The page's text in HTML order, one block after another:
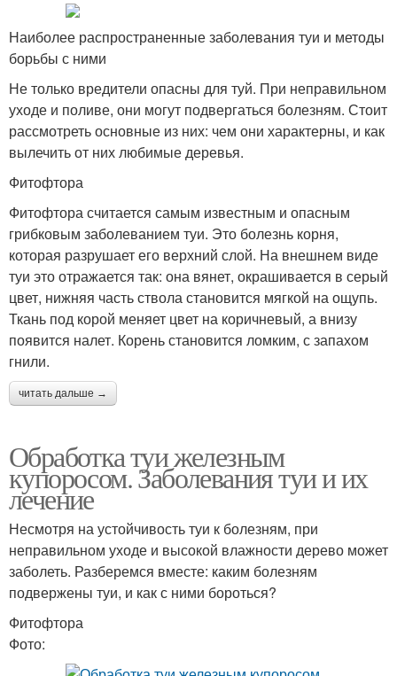
Наиболее распространенные заболевания туи и методы
борьбы с ними
Не только вредители опасны для туй. При неправильном
уходе и поливе, они могут подвергаться болезням. Стоит
рассмотреть основные из них: чем они характерны, и как
вылечить от них любимые деревья.
Фитофтора
Фитофтора считается самым известным и опасным
грибковым заболеванием туи. Это болезнь корня,
которая разрушает его верхний слой. На внешнем виде
туи это отражается так: она вянет, окрашивается в серый
цвет, нижняя часть ствола становится мягкой на ощупь.
Ткань под корой меняет цвет на коричневый, а внизу
появится налет. Корень становится ломким, с запахом
гнили.
читать дальше →
Обработка туи железным
купоросом. Заболевания туи и их
лечение
Несмотря на устойчивость туи к болезням, при
неправильном уходе и высокой влажности дерево может
заболеть. Разберемся вместе: каким болезням
подвержены туи, и как с ними бороться?
Фитофтора
Фото: